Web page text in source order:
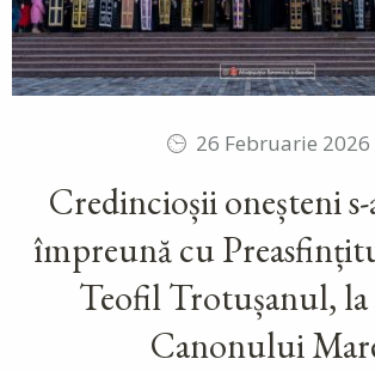
26 Februarie 2026
Credincioșii oneșteni
împreună cu
Teofil Trotușanul, la
Canonului